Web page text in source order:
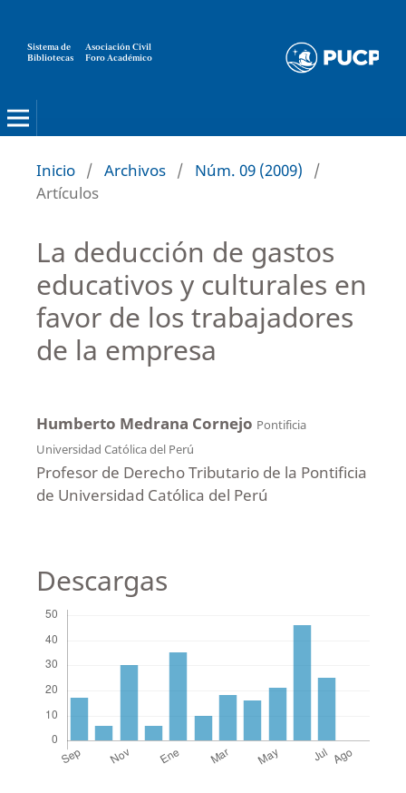
Sistema de
Bibliotecas
Asociación Civil
Foro Académico
Inicio / Archivos / Núm. 09 (2009)
/
Artículos
La deducción de gastos
educativos y culturales en
favor de los trabajadores
de la empresa
Humberto Medrana Cornejo Pontificia
Universidad Católica del Perú
Profesor de Derecho Tributario de la Pontificia
de Universidad Católica del Perú
Descargas